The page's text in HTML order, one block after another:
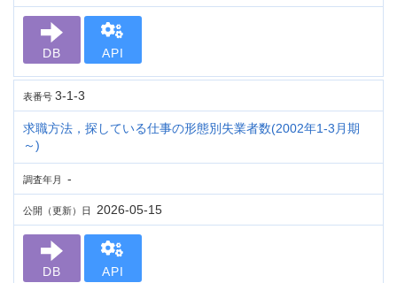
DB API
表番号 3-1-3
求職方法，探している仕事の形態別失業者数(2002年1-3月期
～)
調査年月 -
公開（更新）日 2026-05-15
DB API